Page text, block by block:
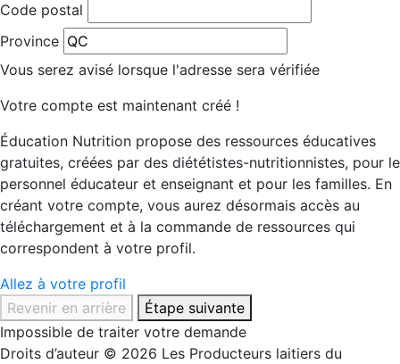
Code postal
Province
Vous serez avisé lorsque l'adresse sera vérifiée
Votre compte est maintenant créé !
Éducation Nutrition propose des ressources éducatives
gratuites, créées par des diététistes-nutritionnistes, pour le
personnel éducateur et enseignant et pour les familles. En
créant votre compte, vous aurez désormais accès au
téléchargement et à la commande de ressources qui
correspondent à votre profil.
Allez à votre profil
Revenir en arrière
Étape suivante
Impossible de traiter votre demande
Droits d’auteur © 2026 Les Producteurs laitiers du